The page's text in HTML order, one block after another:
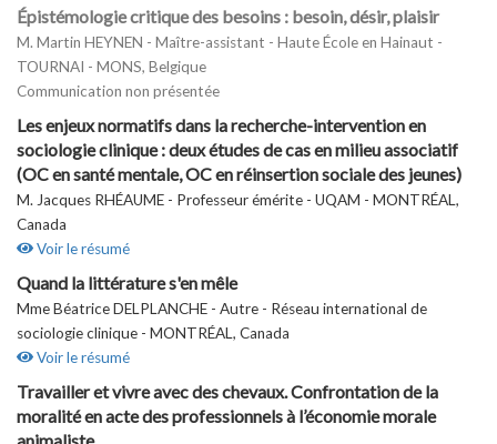
Épistémologie critique des besoins : besoin, désir, plaisir
M. Martin HEYNEN - Maître-assistant - Haute École en Hainaut -
TOURNAI - MONS, Belgique
Communication non présentée
Les enjeux normatifs dans la recherche-intervention en
sociologie clinique : deux études de cas en milieu associatif
(OC en santé mentale, OC en réinsertion sociale des jeunes)
M. Jacques RHÉAUME - Professeur émérite - UQAM - MONTRÉAL,
Canada
Voir le résumé
Quand la littérature s'en mêle
Mme Béatrice DELPLANCHE - Autre - Réseau international de
sociologie clinique - MONTRÉAL, Canada
Voir le résumé
Travailler et vivre avec des chevaux. Confrontation de la
moralité en acte des professionnels à l’économie morale
animaliste